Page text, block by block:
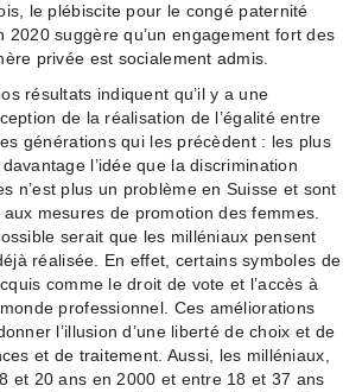
le plébiscite pour le congé paternité
2020 suggère qu’un engagement fort des
privée est socialement admis.
résultats indiquent qu’il y a une
de la réalisation de l’égalité entre
générations qui les précèdent : les plus
l’idée que la discrimination
n’est plus un problème en Suisse et sont
mesures de promotion des femmes.
serait que les milléniaux pensent
réalisée. En effet, certains symboles de
comme le droit de vote et l’accès à
professionnel. Ces améliorations
l’illusion d’une liberté de choix et de
et de traitement. Aussi, les milléniaux,
et 20 ans en 2000 et entre 18 et 37 ans